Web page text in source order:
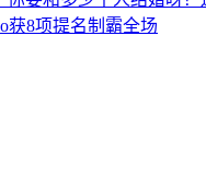
获8项提名制霸全场